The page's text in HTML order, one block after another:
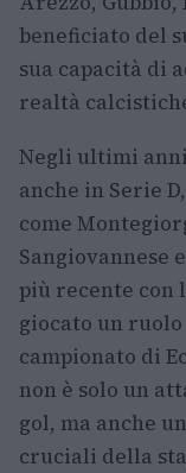
beneficiato del
sua capacità di
realtà
Negli ultimi
anche in Serie
come
Sangiovannese
più recente con
giocato un
campionato di
non è solo un
gol, ma anche
cruciali della